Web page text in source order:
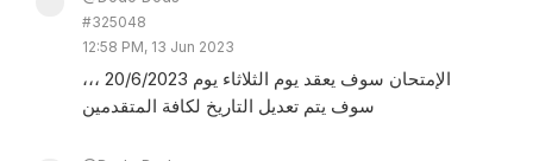
#325048
12:58 PM, 13 Jun 2023
الإمتحان سوف يعقد يوم الثلاثاء يوم 20/6/2023 ،،،
سوف يتم تعديل التاريخ لكافة المتقدمين